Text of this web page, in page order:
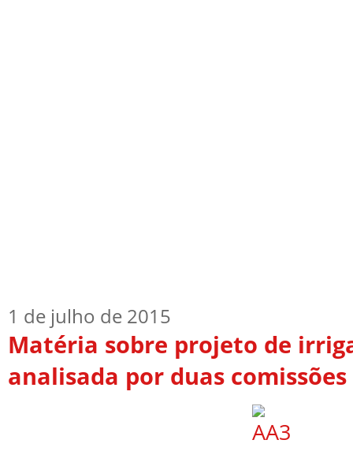
1 de julho de 2015
Matéria sobre projeto de
analisada por duas comissões